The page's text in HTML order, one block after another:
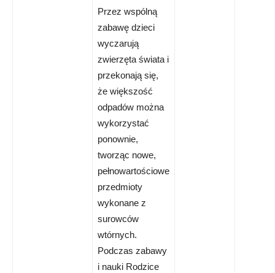
Przez wspólną
zabawę dzieci
wyczarują
zwierzęta świata i
przekonają się,
że większość
odpadów można
wykorzystać
ponownie,
tworząc nowe,
pełnowartościowe
przedmioty
wykonane z
surowców
wtórnych.
Podczas zabawy
i nauki Rodzice